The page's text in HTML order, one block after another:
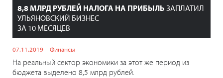
8,8 МЛРД РУБЛЕЙ НАЛОГА НА ПРИБЫЛЬ ЗАПЛАТИЛ
УЛЬЯНОВСКИЙ БИЗНЕС
ЗА 10 МЕСЯЦЕВ
07.11.2019 Финансы
На реальный сектор экономики за этот же период из
бюджета выделено 8,5 млрд рублей.